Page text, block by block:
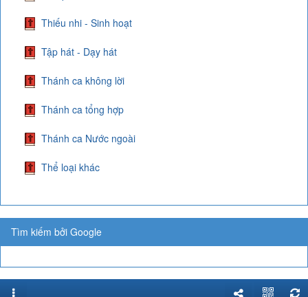
Thiếu nhi - Sinh hoạt
Tập hát - Dạy hát
Thánh ca không lời
Thánh ca tổng hợp
Thánh ca Nước ngoài
Thể loại khác
Tìm kiếm bởi Google